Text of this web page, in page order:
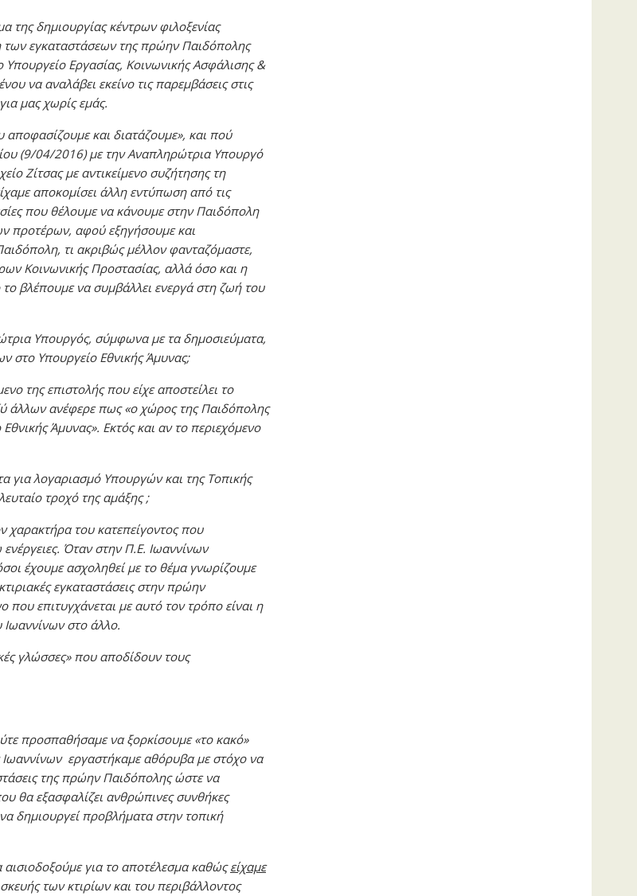
της δημιουργίας κέντρων φιλοξενίας
εγκαταστάσεων της πρώην Παιδόπολης
Εργασίας, Κοινωνικής Ασφάλισης &
να αναλάβει εκείνο τις παρεμβάσεις στις
μας χωρίς εμάς.
αποφασίζουμε και διατάζουμε», και πού
(9/04/2016) με την Αναπληρώτρια Υπουργό
Ζίτσας με αντικείμενο συζήτησης τη
αποκομίσει άλλη εντύπωση από τις
που θέλουμε να κάνουμε στην Παιδόπολη
προτέρων, αφού εξηγήσουμε και
τι ακριβώς μέλλον φανταζόμαστε,
Κοινωνικής Προστασίας, αλλά όσο και η
το βλέπουμε να συμβάλλει ενεργά στη ζωή του
Υπουργός, σύμφωνα με τα δημοσιεύματα,
στο Υπουργείο Εθνικής Άμυνας;
της επιστολής που είχε αποστείλει το
άλλων ανέφερε πως «ο χώρος της Παιδόπολης
Άμυνας». Εκτός και αν το περιεχόμενο
για λογαριασμό Υπουργών και της Τοπικής
τροχό της αμάξης ;
χαρακτήρα του κατεπείγοντος που
Όταν στην Π.Ε. Ιωαννίνων
έχουμε ασχοληθεί με το θέμα γνωρίζουμε
εγκαταστάσεις στην πρώην
επιτυγχάνεται με αυτό τον τρόπο είναι η
στο άλλο.
γλώσσες» που αποδίδουν τους
προσπαθήσαμε να ξορκίσουμε «το κακό»
εργαστήκαμε αθόρυβα με στόχο να
της πρώην Παιδόπολης ώστε να
θα εξασφαλίζει ανθρώπινες συνθήκες
δημιουργεί προβλήματα στην τοπική
για το αποτέλεσμα καθώςείχαμε
των κτιρίων και του περιβάλλοντος